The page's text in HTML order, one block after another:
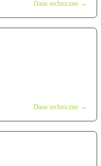
Dane techniczne →
Dane techniczne →